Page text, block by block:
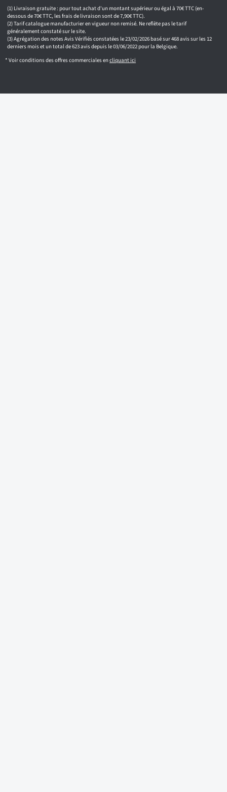
Livraison gratuite : pour tout achat d'un montant supérieur ou égal à 70€ TTC (en-
dessous de 70€ TTC, les frais de livraison sont de 7,90€ TTC).
Tarif catalogue manufacturier en vigueur non remisé. Ne reflète pas le tarif
généralement constaté sur le site.
Agrégation des notes Avis Vérifiés constatées le 23/02/2026 basé sur 468 avis sur les 12
derniers mois et un total de 623 avis depuis le 03/06/2022 pour la Belgique.
* Voir conditions des offres commerciales encliquant ici